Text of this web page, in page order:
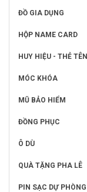
ĐỒ GIA DỤNG
HỘP NAME CARD
HUY HIỆU - THẺ TÊN
MÓC KHÓA
MŨ BẢO HIỂM
ĐỒNG PHỤC
Ô DÙ
QUÀ TẶNG PHA LÊ
PIN SẠC DỰ PHÒNG